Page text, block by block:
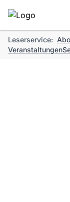
Leserservice:
Veranstaltungen